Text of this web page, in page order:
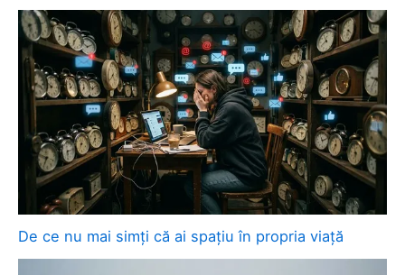
De ce nu mai simți că ai spațiu în propria viață